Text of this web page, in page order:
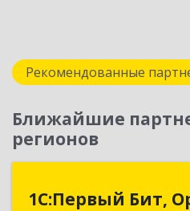
Рекомендованные
Ближайшие
регионов
1С:Первый Бит,